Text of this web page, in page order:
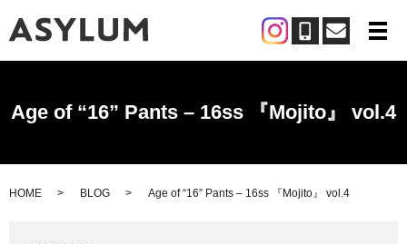
メ
Age of “16” Pants – 16ss 『Mojito』 vol.4
HOME BLOG Age of “16” Pants – 16ss 『Mojito』 vol.4